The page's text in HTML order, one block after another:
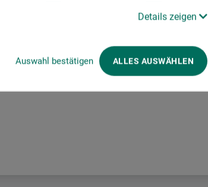
Details zeigen
Auswahl bestätigen ALLES AUSWÄHLEN
des Herstellers zu diesem Produkt.